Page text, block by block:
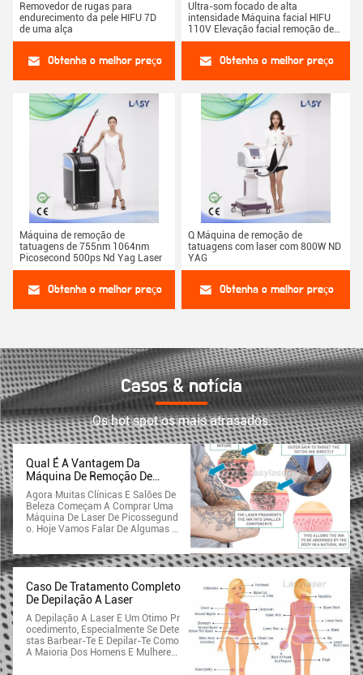
Removedor de rugas para
endurecimento da pele HIFU 7D
de uma alça
Obtenha o melhor preço
Ultra-som focado de alta
intensidade Máquina facial HIFU
110V Elevação facial remoção de
rugas
Obtenha o melhor preço
Máquina de remoção de
tatuagens de 755nm 1064nm
Picosecond 500ps Nd Yag Laser
Obtenha o melhor preço
Q Máquina de remoção de
tatuagens com laser com 800W ND
YAG
Obtenha o melhor preço
Casos & notícia
Os hot spot os mais atrasados.
Qual É A Vantagem Da
Máquina De Remoção De
Tatuagens A Laser De
Picossegundos?
Agora Muitas Clínicas E Salões De
Beleza Começam A Comprar Uma
Máquina De Laser De Picossegund
O. Hoje Vamos Falar De Algumas V
Ns Com Picolaser E Seus Benefícios
Do Tratamento Com Laser De Picos
NimoAjuda A Regenerar A PeleElimi
Nação De Tatuagens, Manchas De I
Dade, Melasma E Lesões Pigmenta
DasReduz Linhas Finas E Rugas Q
Uem Pode Receber Tratamento Co
M Laser De Picossegundos?Os Las
Ers De Picossegundos São Aprovad
Caso De Tratamento Completo
De Depilação A Laser
A Depilação A Laser É Um Ótimo Pr
Ocedimento, Especialmente Se Dete
Stas Barbear-Te E Depilar-Te Como
A Maioria Dos Homens E Mulheres.